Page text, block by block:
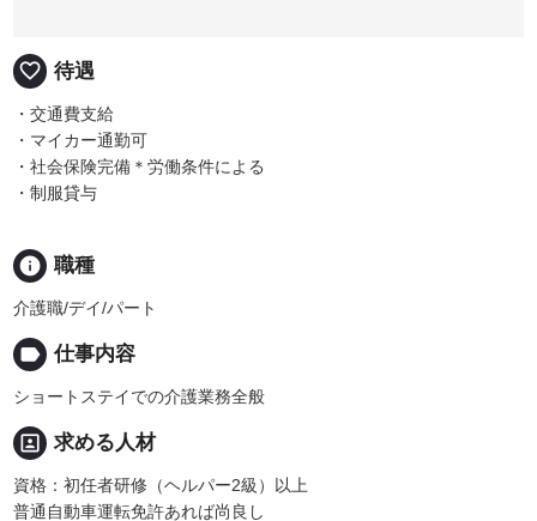
favorite_border 待遇
・交通費支給
・マイカー通勤可
・社会保険完備＊労働条件による
・制服貸与
info 職種
介護職/デイ/パート
label 仕事内容
ショートステイでの介護業務全般
portrait 求める人材
資格：初任者研修（ヘルパー2級）以上
普通自動車運転免許あれば尚良し